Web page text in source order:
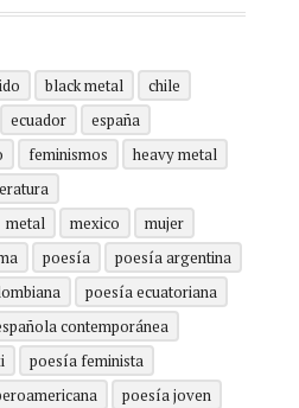
black metal
chile
ecuador
españa
feminismos
heavy metal
metal mexico
mujer
poesía
poesía argentina
poesía ecuatoriana
contemporánea
poesía feminista
poesía joven